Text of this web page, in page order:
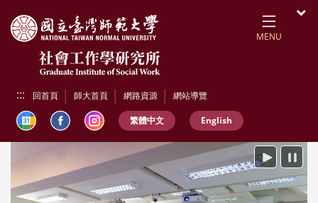
MENU
::: 回首頁 師大首頁 網路資源 網站導覽
繁體中文 English
播放 暫停